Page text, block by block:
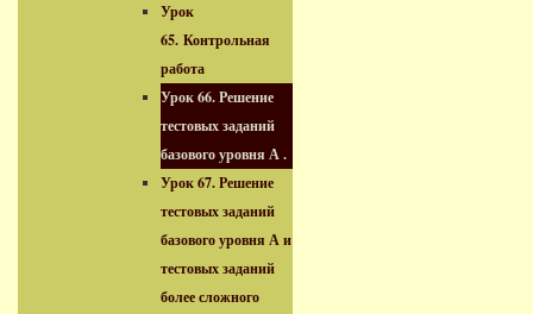
Урок
65. Контрольная
работа
Урок 66. Решение
тестовых заданий
базового уровня А .
Урок 67. Решение
тестовых заданий
базового уровня А и
тестовых заданий
более сложного